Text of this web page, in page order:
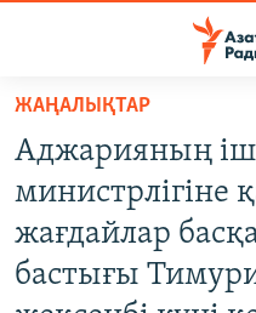
Skip
main
content
to
main
САЯСАТ
AZATTYQTV
ҚАҢТАР ОҚИҒАСЫ
АДАМ ҚҰҚЫҚТАРЫ
ЖАҢАЛЫҚТАР
Аджарияның
министрлігіне
жағдайлар
бастығы